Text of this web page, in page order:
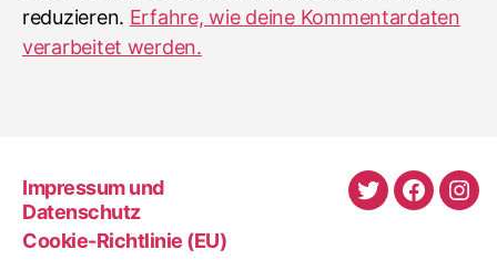
reduzieren. Erfahre, wie deine Kommentardaten
verarbeitet werden.
Impressum und
Datenschutz
Cookie-Richtlinie (EU)
Twitter